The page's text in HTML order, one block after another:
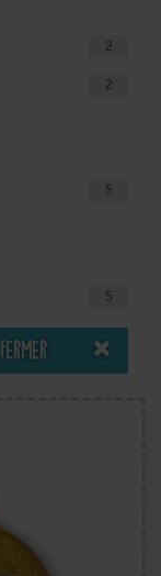
2
2
5
5
Fermer